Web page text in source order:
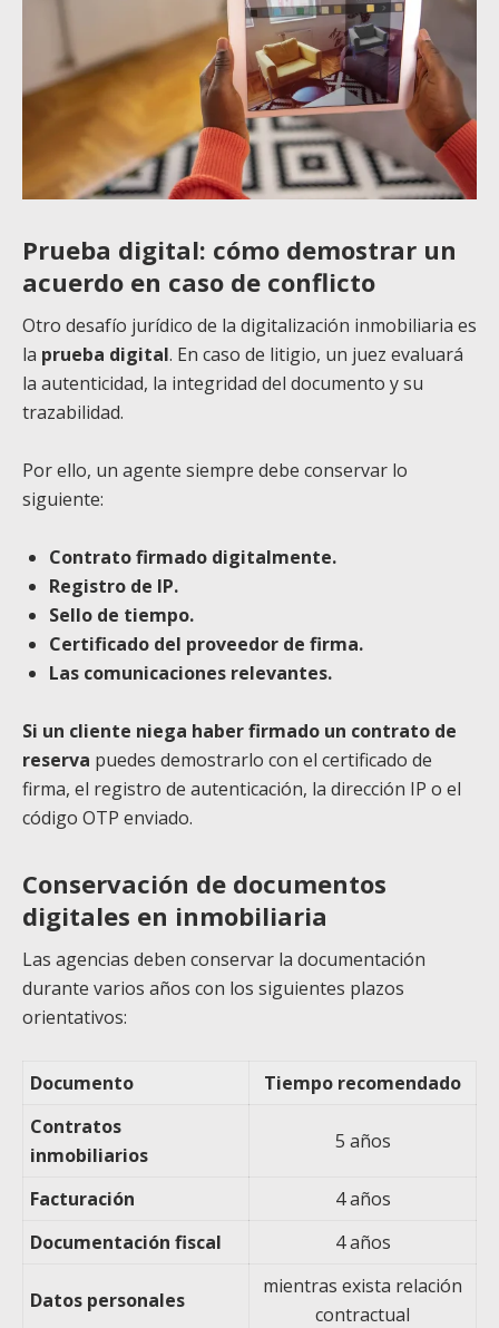
Prueba digital: cómo demostrar un
acuerdo en caso de conflicto
Otro desafío jurídico de la digitalización inmobiliaria es
la prueba digital. En caso de litigio, un juez evaluará
la autenticidad, la integridad del documento y su
trazabilidad.
Por ello, un agente siempre debe conservar lo
siguiente:
Contrato firmado digitalmente.
Registro de IP.
Sello de tiempo.
Certificado del proveedor de firma.
Las comunicaciones relevantes.
Si un cliente niega haber firmado un contrato de
reserva puedes demostrarlo con el certificado de
firma, el registro de autenticación, la dirección IP o el
código OTP enviado.
Conservación de documentos
digitales en inmobiliaria
Las agencias deben conservar la documentación
durante varios años con los siguientes plazos
orientativos:
Documento
Tiempo recomendado
Contratos
inmobiliarios
5 años
Facturación
4 años
Documentación fiscal
4 años
Datos personales
mientras exista relación
contractual